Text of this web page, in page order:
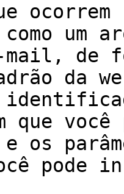
um
de
da
que
e os
pode